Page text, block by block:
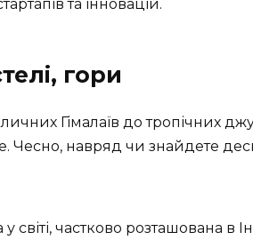
та інновацій.
гори
Гімалаїв до тропічних
Чесно, навряд чи знайдете
світі, частково розташована в